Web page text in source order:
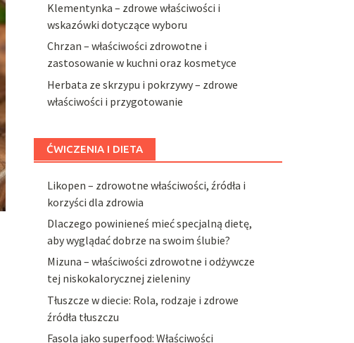
Klementynka – zdrowe właściwości i
wskazówki dotyczące wyboru
Chrzan – właściwości zdrowotne i
zastosowanie w kuchni oraz kosmetyce
Herbata ze skrzypu i pokrzywy – zdrowe
właściwości i przygotowanie
ĆWICZENIA I DIETA
Likopen – zdrowotne właściwości, źródła i
korzyści dla zdrowia
Dlaczego powinieneś mieć specjalną dietę,
aby wyglądać dobrze na swoim ślubie?
Mizuna – właściwości zdrowotne i odżywcze
tej niskokalorycznej zieleniny
Tłuszcze w diecie: Rola, rodzaje i zdrowe
źródła tłuszczu
Fasola jako superfood: Właściwości